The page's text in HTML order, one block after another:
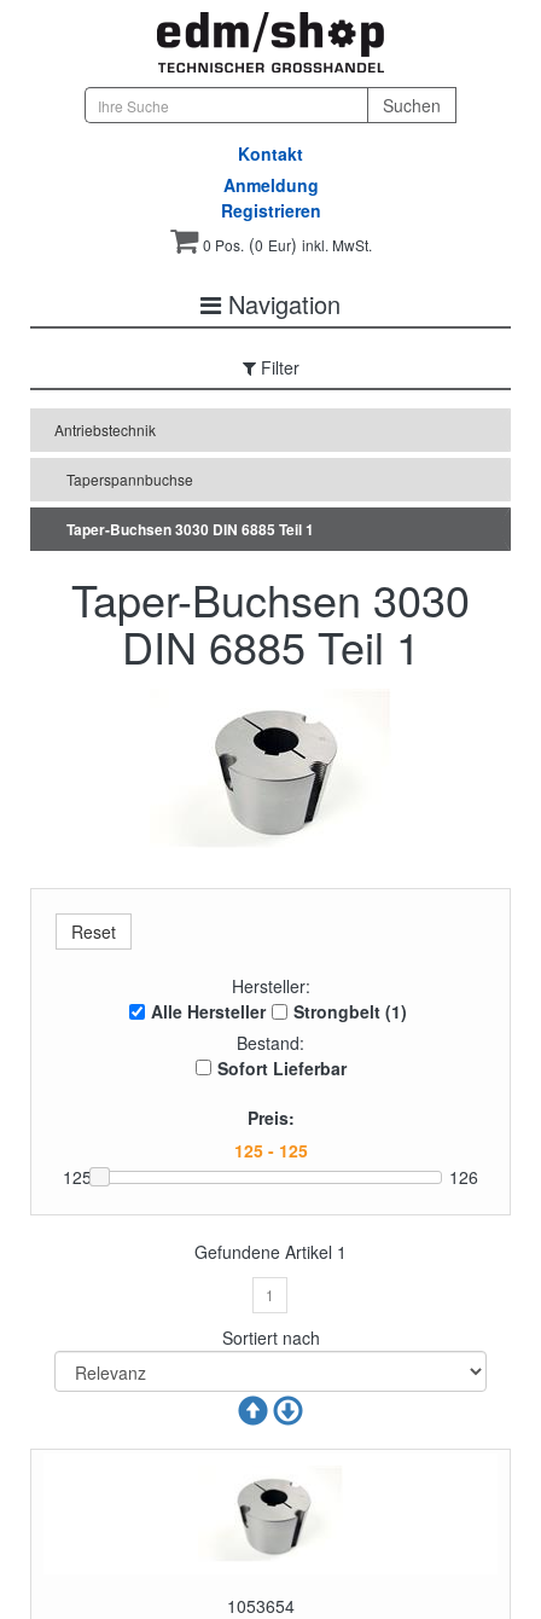
Kontakt
Anmeldung
Registrieren
0 Pos.(0 Eur) inkl. MwSt.
Navigation
Filter
Antriebstechnik
Taperspannbuchse
Taper-Buchsen 3030 DIN 6885 Teil 1
Taper-Buchsen 3030
DIN 6885 Teil 1
Hersteller:
Alle Hersteller
Strongbelt (1)
Bestand:
Sofort Lieferbar
Preis:
125 126
Gefundene Artikel 1
1
Sortiert nach
1053654